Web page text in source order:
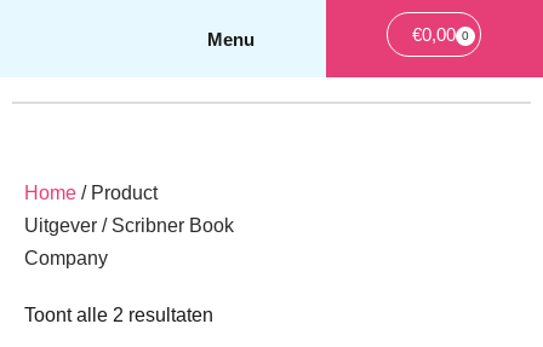
€0,00 0
Home / Product
Uitgever / Scribner Book
Company
Toont alle 2 resultaten